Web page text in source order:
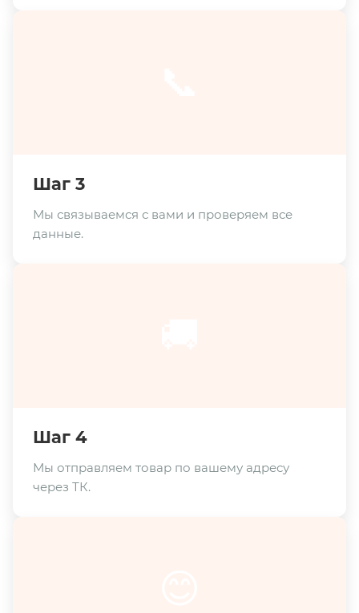
Шаг 3
Мы связываемся с вами и проверяем все
данные.
Шаг 4
Мы отправляем товар по вашему адресу
через ТК.